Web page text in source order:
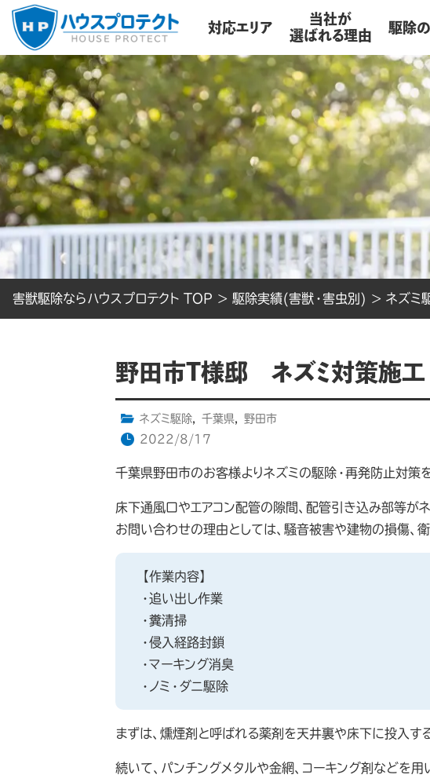
対応エリア
当社が
選ばれる理由
駆除
害獣駆除ならハウスプロテクト TOP > 駆除実績(害獣・害虫別) > ネズミ
野田市T様邸 ネズミ対策施工
ネズミ駆除, 千葉県,
野田市
2022/8/17
千葉県野田市のお客様よりネズミの駆除・再発防止対策
床下通風口やエアコン配管の隙間、配管引き込み部等が
お問い合わせの理由としては、騒音被害や建物の損傷、
【作業内容】
・追い出し作業
・糞清掃
・侵入経路封鎖
・マーキング消臭
・ノミ・ダニ駆除
まずは、燻煙剤と呼ばれる薬剤を天井裏や床下に投入す
続いて、パンチングメタルや金網、コーキング剤などを